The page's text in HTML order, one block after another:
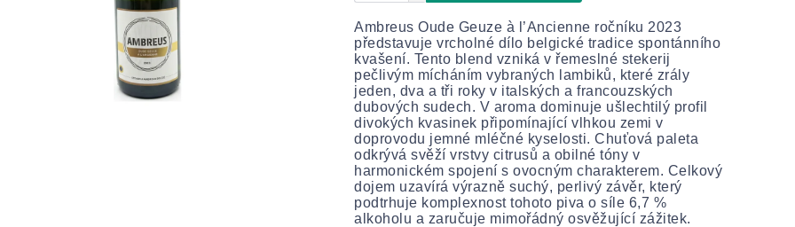
Ambreus Oude Geuze à l’Ancienne ročníku 2023
představuje vrcholné dílo belgické tradice spontánního
kvašení. Tento blend vzniká v řemeslné stekerij
pečlivým mícháním vybraných lambiků, které zrály
jeden, dva a tři roky v italských a francouzských
dubových sudech. V aroma dominuje ušlechtilý profil
divokých kvasinek připomínající vlhkou zemi v
doprovodu jemné mléčné kyselosti. Chuťová paleta
odkrývá svěží vrstvy citrusů a obilné tóny v
harmonickém spojení s ovocným charakterem. Celkový
dojem uzavírá výrazně suchý, perlivý závěr, který
podtrhuje komplexnost tohoto piva o síle 6,7 %
alkoholu a zaručuje mimořádný osvěžující zážitek.